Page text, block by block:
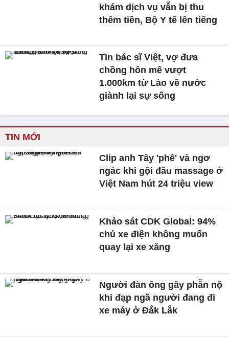
khám dịch vụ vẫn bị thu
thêm tiền, Bộ Y tế lên tiếng
Tin bác sĩ Việt, vợ đưa
chồng hôn mê vượt
1.000km từ Lào về nước
giành lại sự sống
TIN MỚI
Clip anh Tây 'phê' và ngơ
ngác khi gội đầu massage ở
Việt Nam hút 24 triệu view
Khảo sát CDK Global: 94%
chủ xe điện không muốn
quay lại xe xăng
Người đàn ông gây phẫn nộ
khi đạp ngã người đang đi
xe máy ở Đắk Lắk